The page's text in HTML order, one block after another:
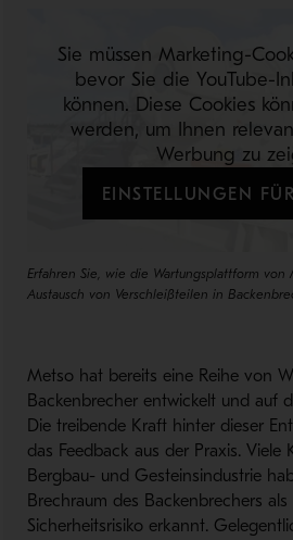
Sie müssen Marketing-
bevor Sie die YouTube-
können. Diese Cookies
werden, um Ihnen
Werbung zu
EINSTELLUNGEN
Erfahren Sie, wie die Wartungsplattform
Austausch von Verschleißteilen in
Metso hat bereits eine Reihe von
Backenbrecher entwickelt und auf
Die treibende Kraft hinter dieser
das Feedback aus der Praxis. Viele
Bergbau- und Gesteinsindustrie
Brechraum des Backenbrechers als
Sicherheitsrisiko erkannt.